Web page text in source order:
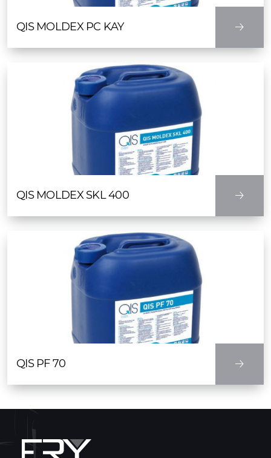
QIS MOLDEX PC KAY
QIS MOLDEX SKL 400
QIS PF 70